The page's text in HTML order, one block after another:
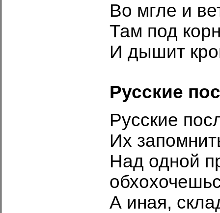
Во мгле и
Там под
И дышит
Русские
Русские
Их
Над одной
А иная,